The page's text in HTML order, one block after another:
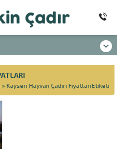
» Kayseri Hayvan Çadırı FiyatlarıEtiketi